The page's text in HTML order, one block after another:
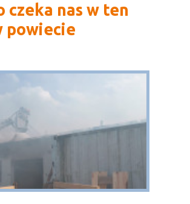
czeka nas w ten
powiecie